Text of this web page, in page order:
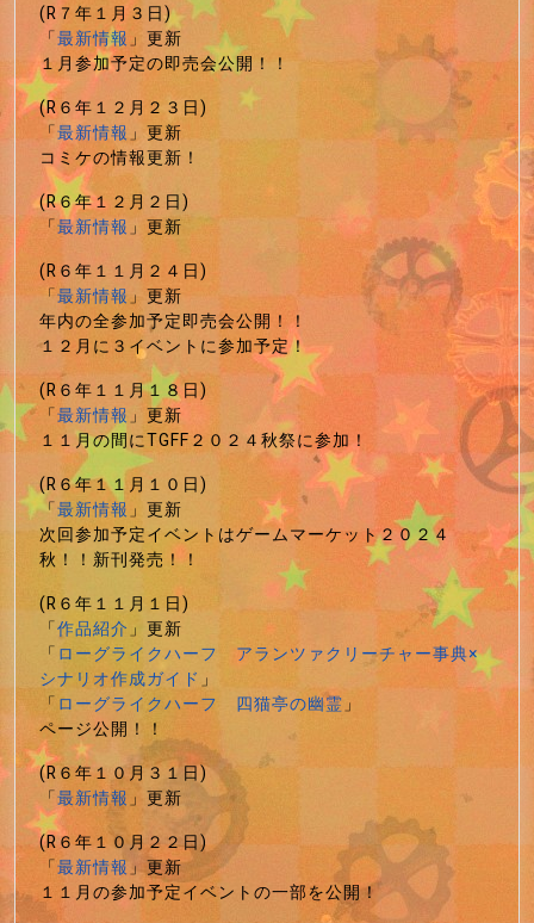
(R７年１月３日)
「最新情報」更新
１月参加予定の即売会公開！！
(R６年１２月２３日)
「最新情報」更新
コミケの情報更新！
(R６年１２月２日)
「最新情報」更新
(R６年１１月２４日)
「最新情報」更新
年内の全参加予定即売会公開！！
１２月に３イベントに参加予定！
(R６年１１月１８日)
「最新情報」更新
１１月の間にTGFF２０２４秋祭に参加！
(R６年１１月１０日)
「最新情報」更新
次回参加予定イベントはゲームマーケット２０２４
秋！！新刊発売！！
(R６年１１月１日)
「作品紹介」更新
「ローグライクハーフ アランツァクリーチャー事典×
シナリオ作成ガイド」
「ローグライクハーフ 四猫亭の幽霊」
ページ公開！！
(R６年１０月３１日)
「最新情報」更新
(R６年１０月２２日)
「最新情報」更新
１１月の参加予定イベントの一部を公開！